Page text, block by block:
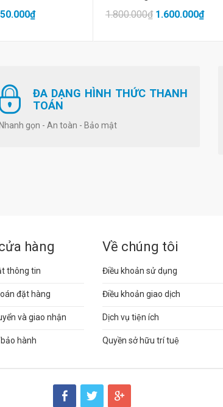
1.800.000₫ 1.600.000₫
ĐA DẠNG HÌNH THỨC THANH
TOÁN
Nhanh gọn - An toàn - Bảo mật
hàng
thông tin
đặt hàng
và giao nhận
hành
Về chúng tôi
Điều khoản sử dụng
Điều khoản giao dịch
Dịch vụ tiện ích
Quyền sở hữu trí tuệ